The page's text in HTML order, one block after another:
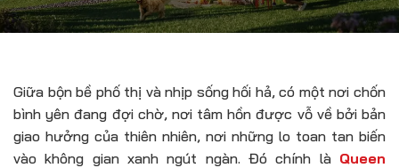
Giữa bộn bề phố thị và nhịp sống hối hả, có một nơi chốn
bình yên đang đợi chờ, nơi tâm hồn được vỗ về bởi bản
giao hưởng của thiên nhiên, nơi những lo toan tan biến
vào không gian xanh ngút ngàn. Đó chính là Queen